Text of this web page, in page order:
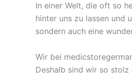
In einer Welt, die oft so
hinter uns zu lassen und
sondern auch eine
Wir bei
Deshalb sind wir so stolz